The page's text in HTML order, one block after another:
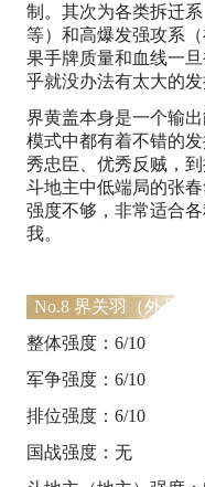
制。其次为各类拆迁
等）和高爆发强攻系
果手牌质量和血线一
乎就没办法有太大的发
界黄盖本身是一个输
模式中都有着不错的
秀忠臣、优秀反贼，
斗地主中低端局的张
强度不够，非常适合
我。
No.8 界关羽（外号：
整体强度：6/10
军争强度：6/10
排位强度：6/10
国战强度：无